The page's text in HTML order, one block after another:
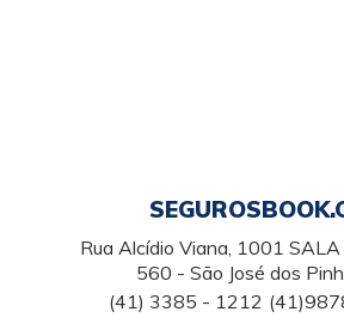
Rua Alcídio Viana, 1001
560 - São José dos
(41) 3385 - 1212